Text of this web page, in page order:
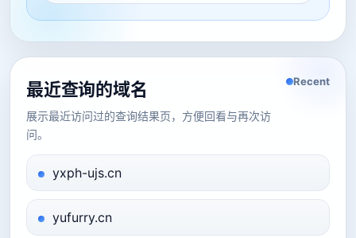
最近查询的域名
展示最近访问过的查询结果页，方便回看与再次访
问。
Recent
yxph-ujs.cn
yufurry.cn